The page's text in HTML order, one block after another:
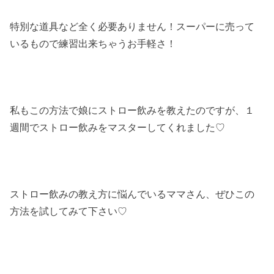
特別な道具など全く必要ありません！スーパーに売って
いるもので練習出来ちゃうお手軽さ！
私もこの方法で娘にストロー飲みを教えたのですが、１
週間でストロー飲みをマスターしてくれました♡
ストロー飲みの教え方に悩んでいるママさん、ぜひこの
方法を試してみて下さい♡